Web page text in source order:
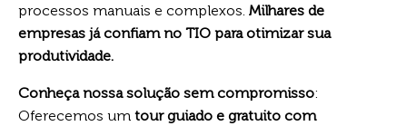
processos manuais e complexos. Milhares de
empresas já confiam no TIO para otimizar sua
produtividade.
Conheça nossa solução sem compromisso:
Oferecemos um tour guiado e gratuito com